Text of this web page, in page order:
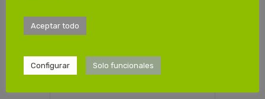
de de 08:00 a 14:00h
Aceptar todo
Configurar Solo funcionales